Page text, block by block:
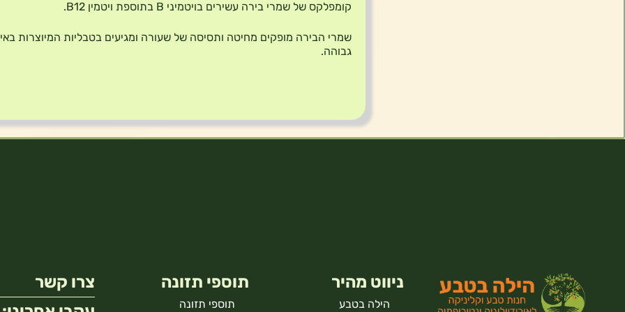
קומפלקס של שמרי בירה עשירים בויטמיני B בתוספת ויטמין B12.
שמרי הבירה מופקים מחיטה ותסיסה של שעורה ומגיעים בטבליות המיוצרות
גבוהה.
ניווט מהיר
הילה בטבע
תוספי תזונה
תוספי תזונה
צרו קשר